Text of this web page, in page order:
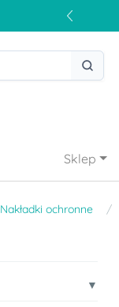
Sklep
Nakładki ochronne